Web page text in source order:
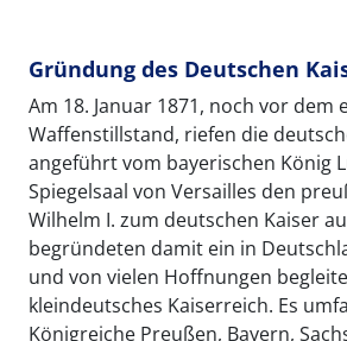
Gründung des Deutschen
Am 18. Januar 1871, noch vor dem
Waffenstillstand, riefen die
angeführt vom bayerischen König
Spiegelsaal von Versailles den
Wilhelm I. zum deutschen Kaiser
begründeten damit ein in
und von vielen Hoffnungen
kleindeutsches Kaiserreich. Es
Königreiche Preußen, Bayern,